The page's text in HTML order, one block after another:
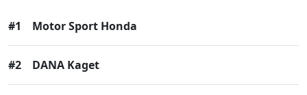
#1 Motor Sport Honda
#2 DANA Kaget